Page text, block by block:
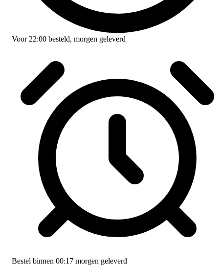
Voor 22:00 besteld, morgen geleverd
Bestel binnen 00:17 morgen geleverd